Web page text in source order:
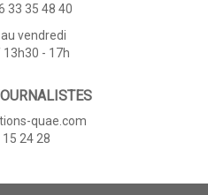
33 35 48 40
vendredi
- 17h
quae.com
24 28